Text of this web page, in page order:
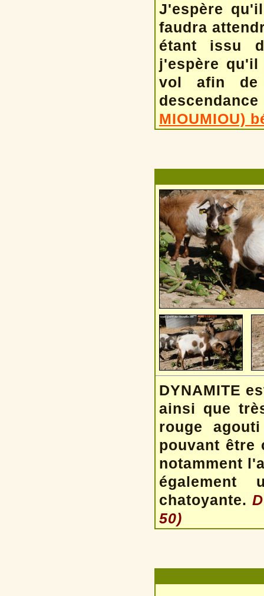
J'espère
faudra
étant issu
j'espère qu'il
vol afin de
MIOUMIOU)
DYNAMITE
ainsi que
rouge
pouvant être
notamment
chatoyante.
50)